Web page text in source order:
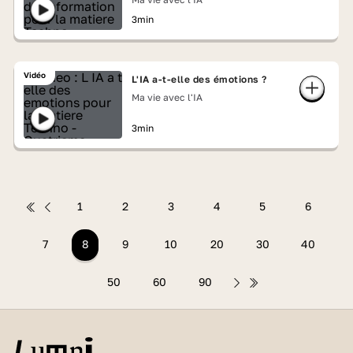
3min
Vidéo
L'IA a-t-elle des émotions ?
Ma vie avec l'IA
3min
1 2 3 4 5 6
7 8 9 10 20 30 40
50 60 90